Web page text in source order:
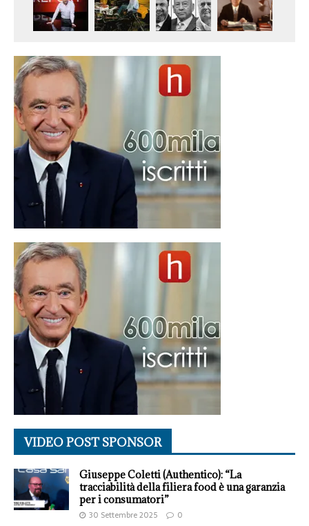
VIDEO POST SPONSOR
Giuseppe Coletti (Authentico): “La
tracciabilità della filiera food è una garanzia
per i consumatori”
30 Settembre 2025 0